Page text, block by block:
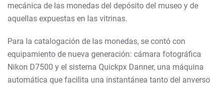
mecánica de las monedas del depósito del museo y de
aquellas expuestas en las vitrinas.
Para la catalogación de las monedas, se contó con
equipamiento de nueva generación: cámara fotográfica
Nikon D7500 y el sistema Quickpx Danner, una máquina
automática que facilita una instantánea tanto del anverso